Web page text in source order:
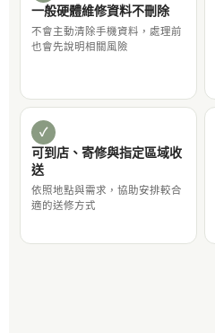
一般硬體維修資料不刪除
不會主動清除手機資料，處理前
也會先說明相關風險
✓
可到店、寄修與指定區域收
送
依照地點與需求，協助安排較合
適的送修方式